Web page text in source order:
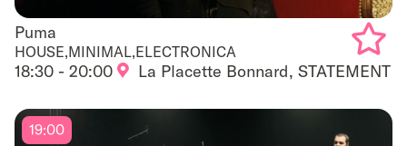
Puma
Puma
HOUSE,MINIMAL,ELECTRONICA
18:30 - 20:00 La Placette Bonnard, STATEMENT
Add
to
19:00